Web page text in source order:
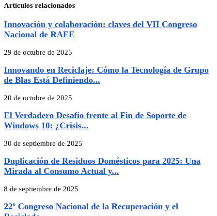
Artículos relacionados
Innovación y colaboración: claves del VII Congreso
Nacional de RAEE
29 de octubre de 2025
Innovando en Reciclaje: Cómo la Tecnología de Grupo
de Blas Está Definiendo...
20 de octubre de 2025
El Verdadero Desafío frente al Fin de Soporte de
Windows 10: ¿Crisis...
30 de septiembre de 2025
Duplicación de Residuos Domésticos para 2025: Una
Mirada al Consumo Actual y...
8 de septiembre de 2025
22º Congreso Nacional de la Recuperación y el